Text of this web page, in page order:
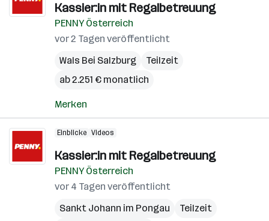
Kassier:in mit Regalbetreuung
PENNY Österreich
vor 2 Tagen veröffentlicht
Wals Bei Salzburg
Teilzeit
ab 2.251 € monatlich
Merken
Einblicke Videos
Kassier:in mit Regalbetreuung
PENNY Österreich
vor 4 Tagen veröffentlicht
Sankt Johann im Pongau
Teilzeit